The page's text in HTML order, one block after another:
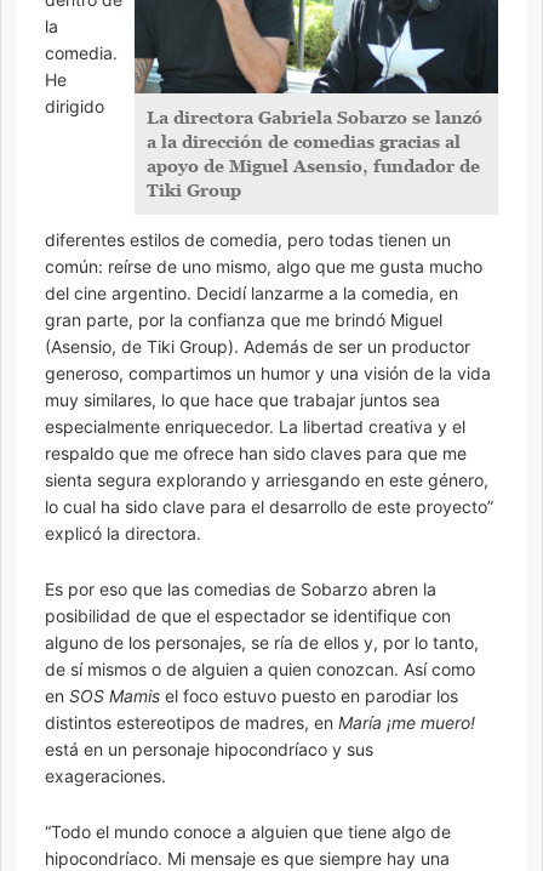
La directora Gabriela Sobarzo se lanzó
a la dirección de comedias gracias al
apoyo de Miguel Asensio, fundador de
Tiki Group
la
comedia.
He
dirigido
diferentes estilos de comedia, pero todas tienen un
común: reírse de uno mismo, algo que me gusta mucho
del cine argentino. Decidí lanzarme a la comedia, en
gran parte, por la confianza que me brindó Miguel
(Asensio, de Tiki Group). Además de ser un productor
generoso, compartimos un humor y una visión de la vida
muy similares, lo que hace que trabajar juntos sea
especialmente enriquecedor. La libertad creativa y el
respaldo que me ofrece han sido claves para que me
sienta segura explorando y arriesgando en este género,
lo cual ha sido clave para el desarrollo de este proyecto”
explicó la directora.
Es por eso que las comedias de Sobarzo abren la
posibilidad de que el espectador se identifique con
alguno de los personajes, se ría de ellos y, por lo tanto,
de sí mismos o de alguien a quien conozcan. Así como
en SOS Mamis el foco estuvo puesto en parodiar los
distintos estereotipos de madres, en María ¡me muero!
está en un personaje hipocondríaco y sus
exageraciones.
“Todo el mundo conoce a alguien que tiene algo de
hipocondríaco. Mi mensaje es que siempre hay una